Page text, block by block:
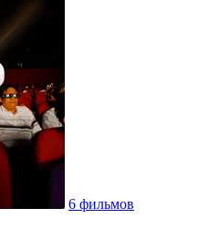
6 фильмов